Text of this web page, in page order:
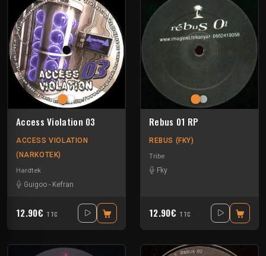
Access Violation 03
ACCESS VIOLATION
(NARKOTEK)
Hardtek
Guigoo - Kefran
12.90€ TTC
Rebus 01 RP
REBUS (FKY)
Tribe
Fky
12.90€ TTC